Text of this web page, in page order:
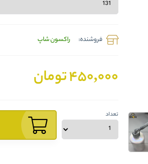
فروشنده: راکسون شاپ
450,000 تومان
تعداد